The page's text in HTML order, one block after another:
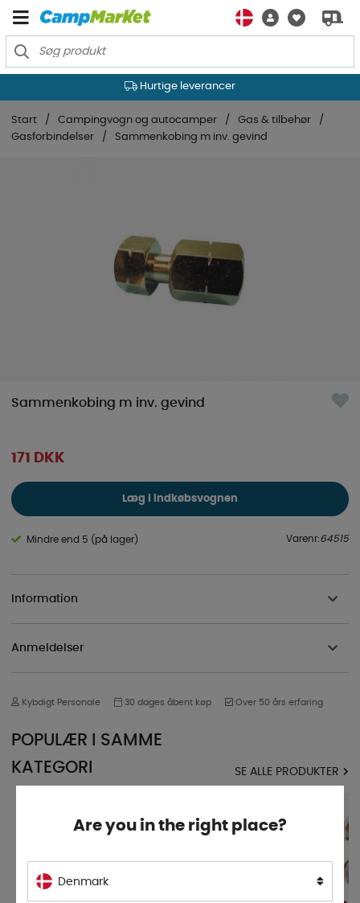
Hurtige leverancer
Start Campingvogn og autocamper
Gas & tilbehør
Gasforbindelser
Sammenkobing m inv. gevind
Sammenkobing m inv. gevind
171 DKK
Læg i indkøbsvognen
Mindre end 5 (på lager) Varenr:64515
Information
Anmeldelser
Kybdigt Personale 30 dages åbent køp Over 50 års erfaring
POPULÆR I SAMME
KATEGORI
SE ALLE PRODUKTER
Are you in the right place?
Denmark